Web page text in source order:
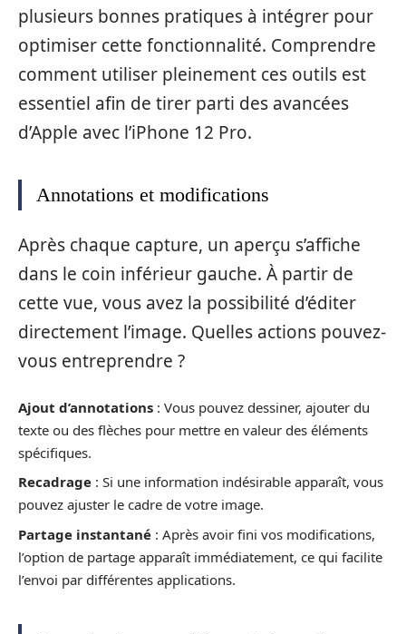
plusieurs bonnes pratiques à intégrer pour
optimiser cette fonctionnalité. Comprendre
comment utiliser pleinement ces outils est
essentiel afin de tirer parti des avancées
d’Apple avec l’iPhone 12 Pro.
Annotations et modifications
Après chaque capture, un aperçu s’affiche
dans le coin inférieur gauche. À partir de
cette vue, vous avez la possibilité d’éditer
directement l’image. Quelles actions pouvez-
vous entreprendre ?
Ajout d’annotations : Vous pouvez dessiner, ajouter du
texte ou des flèches pour mettre en valeur des éléments
spécifiques.
Recadrage : Si une information indésirable apparaît, vous
pouvez ajuster le cadre de votre image.
Partage instantané : Après avoir fini vos modifications,
l’option de partage apparaît immédiatement, ce qui facilite
l’envoi par différentes applications.